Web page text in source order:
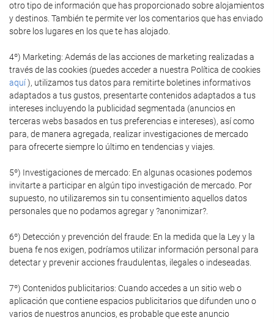
otro tipo de información que has proporcionado sobre alojamientos
y destinos. También te permite ver los comentarios que has enviado
sobre los lugares en los que te has alojado.
4º) Marketing: Además de las acciones de marketing realizadas a
través de las cookies (puedes acceder a nuestra Política de cookies
aquí), utilizamos tus datos para remitirte boletines informativos
adaptados a tus gustos, presentarte contenidos adaptados a tus
intereses incluyendo la publicidad segmentada (anuncios en
terceras webs basados en tus preferencias e intereses), así como
para, de manera agregada, realizar investigaciones de mercado
para ofrecerte siempre lo último en tendencias y viajes.
5º) Investigaciones de mercado: En algunas ocasiones podemos
invitarte a participar en algún tipo investigación de mercado. Por
supuesto, no utilizaremos sin tu consentimiento aquellos datos
personales que no podamos agregar y ?anonimizar?.
6º) Detección y prevención del fraude: En la medida que la Ley y la
buena fe nos exigen, podríamos utilizar información personal para
detectar y prevenir acciones fraudulentas, ilegales o indeseadas.
7º) Contenidos publicitarios: Cuando accedes a un sitio web o
aplicación que contiene espacios publicitarios que difunden uno o
varios de nuestros anuncios, es probable que este anuncio